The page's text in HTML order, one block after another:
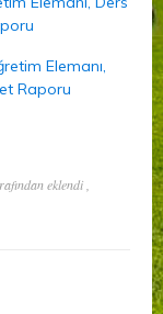
Elemanı,
Raporu
eklendi ,